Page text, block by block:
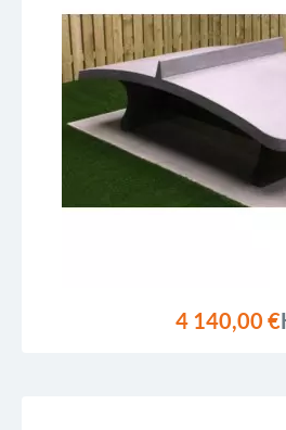
4 140,00 €